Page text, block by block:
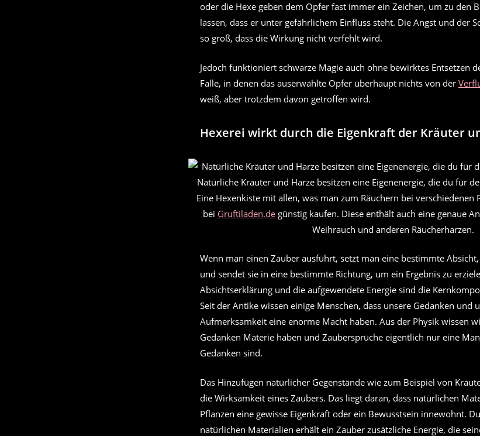
oder die Hexe geben dem Opfer fast immer ein Zeichen, um zu den
lassen, dass er unter gefährlichem Einfluss steht. Die Angst und der
so groß, dass die Wirkung nicht verfehlt wird.
Jedoch funktioniert schwarze Magie auch ohne bewirktes Entsetzen
Fälle, in denen das auserwählte Opfer überhaupt nichts von der
weiß, aber trotzdem davon getroffen wird.
Hexerei wirkt durch die Eigenkraft der Kräuter
Natürliche Kräuter und Harze besitzen eine Eigenenergie, die du für
Eine Hexenkiste mit allen, was man zum Räuchern bei verschiedenen
bei Gruftiladen.degünstig kaufen. Diese enthält auch eine genaue
Weihrauch und anderen Räucherharzen.
Wenn man einen Zauber ausführt, setzt man eine bestimmte
und sendet sie in eine bestimmte Richtung, um ein Ergebnis zu
Absichtserklärung und die aufgewendete Energie sind die
Seit der Antike wissen einige Menschen, dass unsere Gedanken und
Aufmerksamkeit eine enorme Macht haben. Aus der Physik wissen
Gedanken Materie haben und Zaubersprüche eigentlich nur eine
Gedanken sind.
Das Hinzufügen natürlicher Gegenstände wie zum Beispiel von
die Wirksamkeit eines Zaubers. Das liegt daran, dass natürlichen
Pflanzen eine gewisse Eigenkraft oder ein Bewusstsein innewohnt.
natürlichen Materialien erhält ein Zauber zusätzliche Energie, die